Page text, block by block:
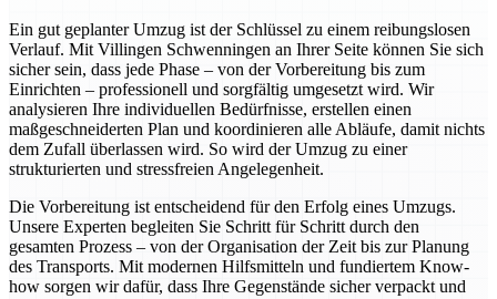
Ein gut geplanter Umzug ist der Schlüssel zu einem reibungslosen
Verlauf. Mit Villingen Schwenningen an Ihrer Seite können Sie sich
sicher sein, dass jede Phase – von der Vorbereitung bis zum
Einrichten – professionell und sorgfältig umgesetzt wird. Wir
analysieren Ihre individuellen Bedürfnisse, erstellen einen
maßgeschneiderten Plan und koordinieren alle Abläufe, damit nichts
dem Zufall überlassen wird. So wird der Umzug zu einer
strukturierten und stressfreien Angelegenheit.
Die Vorbereitung ist entscheidend für den Erfolg eines Umzugs.
Unsere Experten begleiten Sie Schritt für Schritt durch den
gesamten Prozess – von der Organisation der Zeit bis zur Planung
des Transports. Mit modernen Hilfsmitteln und fundiertem Know-
how sorgen wir dafür, dass Ihre Gegenstände sicher verpackt und